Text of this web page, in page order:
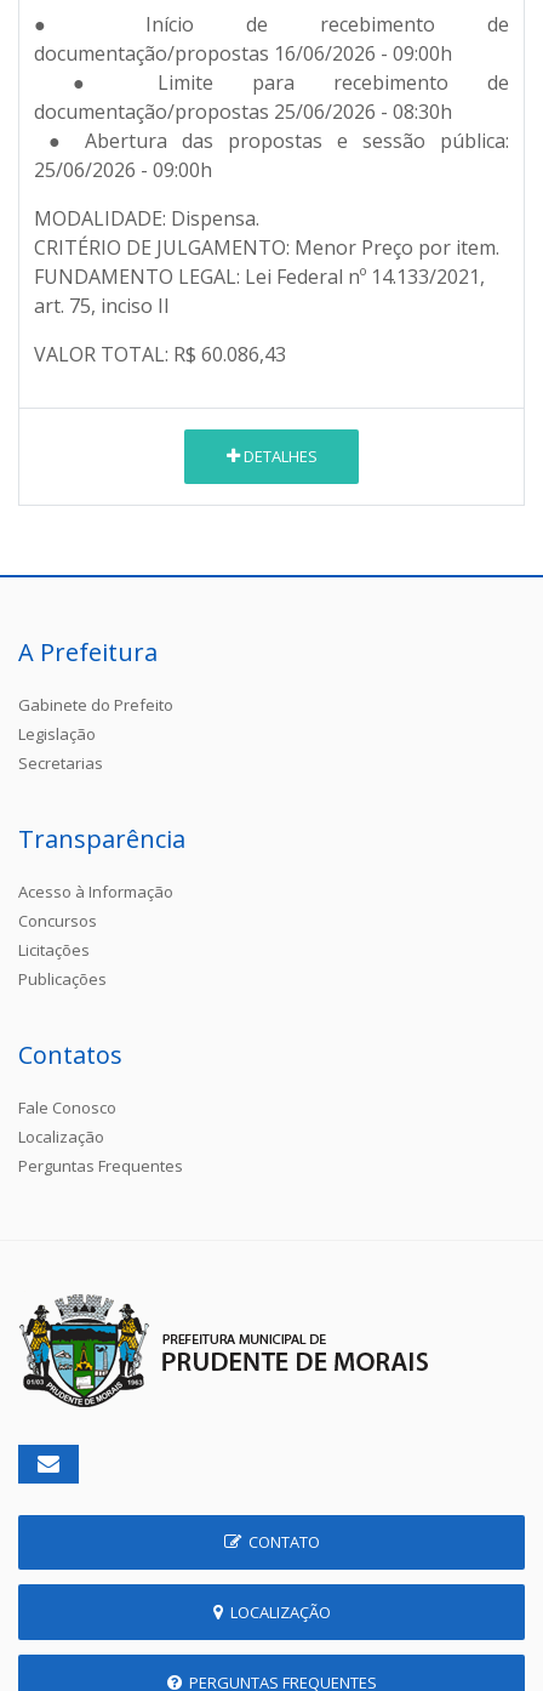
● Início de recebimento de
documentação/propostas 16/06/2026 - 09:00h
● Limite para recebimento de
documentação/propostas 25/06/2026 - 08:30h
● Abertura das propostas e sessão pública:
25/06/2026 - 09:00h
MODALIDADE: Dispensa.
CRITÉRIO DE JULGAMENTO: Menor Preço por item.
FUNDAMENTO LEGAL: Lei Federal nº 14.133/2021,
art. 75, inciso II
VALOR TOTAL: R$ 60.086,43
DETALHES
A Prefeitura
Gabinete do Prefeito
Legislação
Secretarias
Transparência
Acesso à Informação
Concursos
Licitações
Publicações
Contatos
Fale Conosco
Localização
Perguntas Frequentes
CONTATO
LOCALIZAÇÃO
PERGUNTAS FREQUENTES